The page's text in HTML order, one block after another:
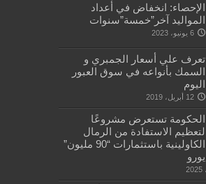
الإحصاء: انخفاض في أعداد
المواليد آخر”خمسة”سنوات
6 يونيو، 2023
تعرف علي أسعار الجمبري و
السمك بأنواعه في سوق العبور
اليوم
12 أبريل، 2019
الحكومة تستعرض مشروعًا
لتعظيم الاستفادة من الرمال
الكاولينية باستثمارات “90 مليون”
يورو